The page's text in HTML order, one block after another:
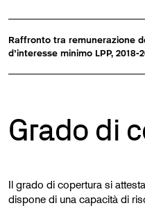
Raffronto tra remunerazione
d’interesse minimo LPP, 2018-
Grado di
Il grado di copertura si
dispone di una capacità di